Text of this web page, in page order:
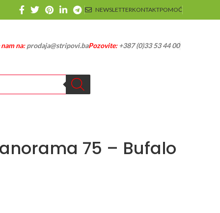
NEWSLETTERKONTAKTPOMOĆ
na:prodaja@stripovi.baPozovite:+387 (0)33 53 44 00
75 – Bufalo